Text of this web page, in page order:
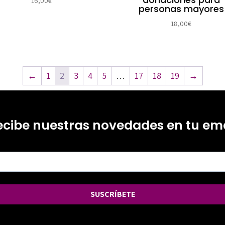
personas mayores
18,00€
← 1 2 3 4 5 … 17 18 19 →
nuestras novedades en tu
SUSCRÍBETE